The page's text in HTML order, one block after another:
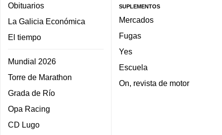
Obituarios
La Galicia Económica
El tiempo
Mundial 2026
Torre de Marathon
Grada de Río
Opa Racing
CD Lugo
SUPLEMENTOS
Mercados
Fugas
Yes
Escuela
On, revista de motor